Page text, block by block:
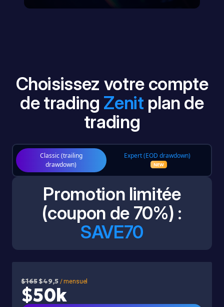
Choisissez votre compte
de trading Zenit plan de
trading
Classic (trailing
drawdown)
Expert (EOD drawdown)
NEW
Promotion limitée
(coupon de 70%) :
SAVE70
$165 $49,5 / mensuel
$50k